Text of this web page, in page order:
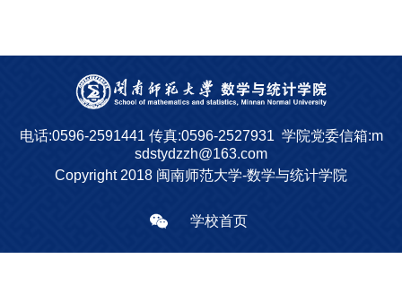
电话:0596-2591441 传真:0596-2527931 学院党委信箱:m
sdstydzzh@163.com
Copyright 2018 闽南师范大学-数学与统计学院
学校首页